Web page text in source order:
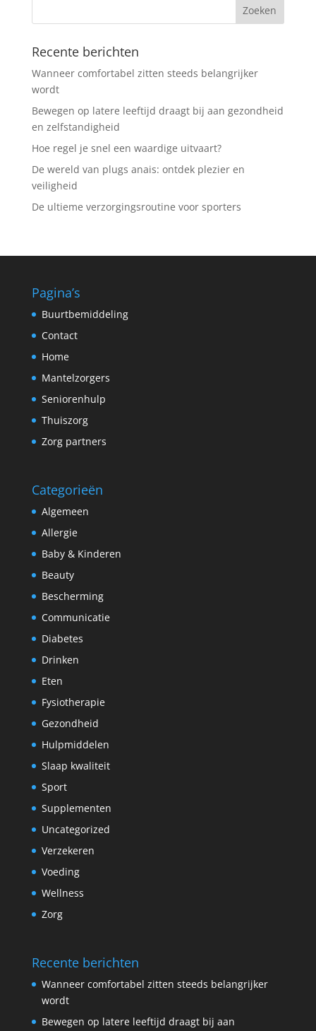
Recente berichten
Wanneer comfortabel zitten steeds belangrijker
wordt
Bewegen op latere leeftijd draagt bij aan gezondheid
en zelfstandigheid
Hoe regel je snel een waardige uitvaart?
De wereld van plugs anais: ontdek plezier en
veiligheid
De ultieme verzorgingsroutine voor sporters
Pagina’s
Buurtbemiddeling
Contact
Home
Mantelzorgers
Seniorenhulp
Thuiszorg
Zorg partners
Categorieën
Algemeen
Allergie
Baby & Kinderen
Beauty
Bescherming
Communicatie
Diabetes
Drinken
Eten
Fysiotherapie
Gezondheid
Hulpmiddelen
Slaap kwaliteit
Sport
Supplementen
Uncategorized
Verzekeren
Voeding
Wellness
Zorg
Recente berichten
Wanneer comfortabel zitten steeds belangrijker
wordt
Bewegen op latere leeftijd draagt bij aan